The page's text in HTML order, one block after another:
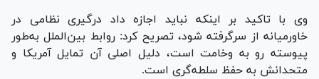
وی با تاکید بر اینکه نباید اجازه داد درگیری نظامی در
خاورمیانه از سرگرفته شود، تصریح کرد: روابط بین‌الملل به‌طور
پیوسته رو به وخامت است، دلیل اصلی آن تمایل آمریکا و
متحدانش به حفظ سلطه‌گری است.